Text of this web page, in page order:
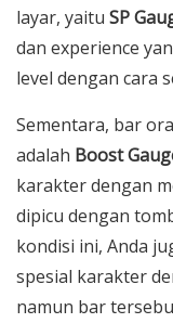
layar, yaitu SP
dan experience
level dengan cara
Sementara, bar
adalah Boost
karakter dengan
dipicu dengan
kondisi ini, Anda
spesial karakter
namun bar